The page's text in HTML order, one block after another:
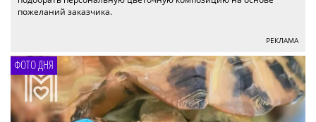
пожеланий заказчика.
РЕКЛАМА
ФОТО ДНЯ